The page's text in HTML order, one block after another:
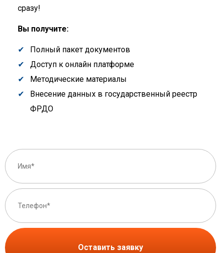
сразу!
Вы получите:
Полный пакет документов
Доступ к онлайн платформе
Методические материалы
Внесение данных в государственный реестр
ФРДО
Оставить заявку